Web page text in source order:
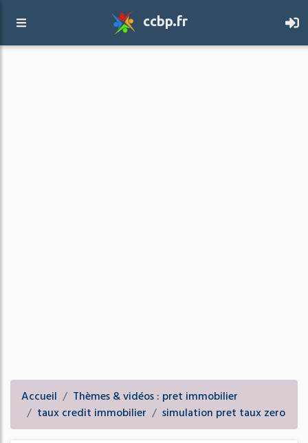
ccbp.fr
Accueil
Thèmes & vidéos : pret immobilier
taux credit immobilier
simulation pret taux zero